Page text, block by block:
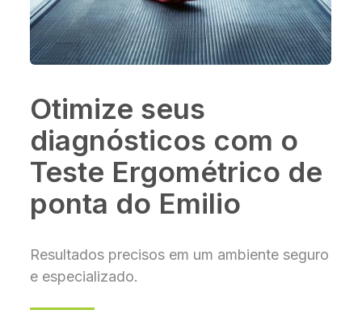
Otimize seus
diagnósticos com o
Teste Ergométrico de
ponta do Emilio
Resultados precisos em um ambiente seguro
e especializado.